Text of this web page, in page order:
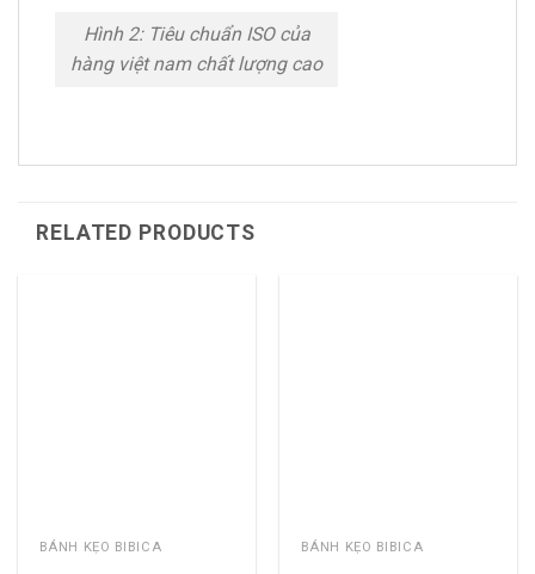
Hình 2: Tiêu chuẩn ISO của
hàng việt nam chất lượng cao
RELATED PRODUCTS
BÁNH KẸO BIBICA BÁNH KẸO BIBICA